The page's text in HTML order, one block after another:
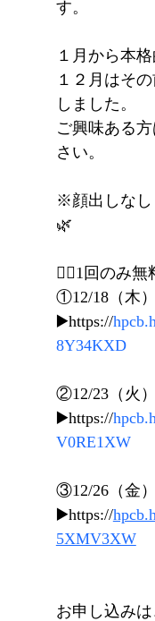
す。
１月から本
１２月はそ
しました。
ご興味ある
さい。
※顔出しなし
🌿
🧘‍♀️1回のみ無
①12/18（木
▶️https://
8Y34KXD
②12/23（火
▶️https://
V0RE1XW
③12/26（金
▶️https://
5XMV3XW
お申し込み